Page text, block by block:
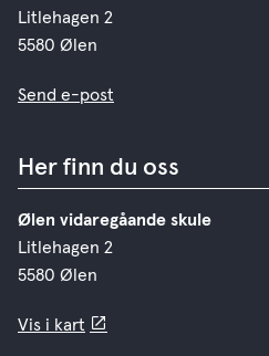
Litlehagen 2
5580 Ølen
Send e-post
Her finn du oss
Ølen vidaregåande skule
Litlehagen 2
5580 Ølen
Vis i kart